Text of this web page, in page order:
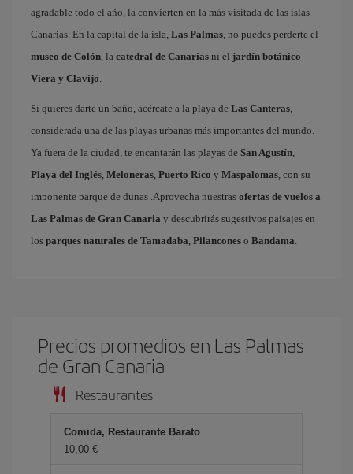
agradable todo el año, la convierten en la más visitada de las islas
Canarias. En la capital de la isla, Las Palmas, no puedes perderte el
museo de Colón, la catedral de Canarias ni el jardín botánico
Viera y Clavijo.
Si quieres darte un baño, acércate a la playa de Las Canteras,
considerada una de las playas urbanas más importantes del mundo.
Ya fuera de la ciudad, te encantarán las playas de San Agustín,
Playa del Inglés, Meloneras, Puerto Rico y Maspalomas, con su
imponente parque de dunas .Aprovecha nuestras ofertas de vuelos a
Las Palmas de Gran Canaria y descubrirás sugestivos paisajes en
los parques naturales de Tamadaba, Pilancones o Bandama.
Precios promedios en Las Palmas
de Gran Canaria
Restaurantes
Comida, Restaurante Barato
10,00 €